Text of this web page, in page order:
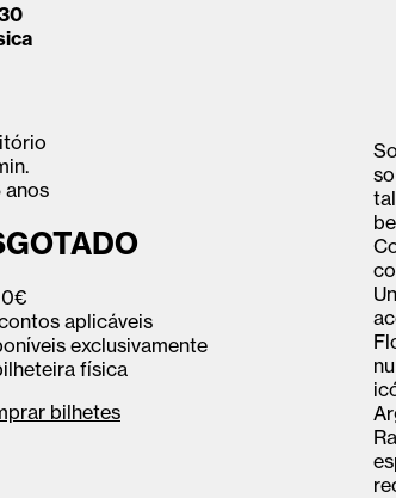
anos
aplicáveis
exclusivamente
física
bilhetes